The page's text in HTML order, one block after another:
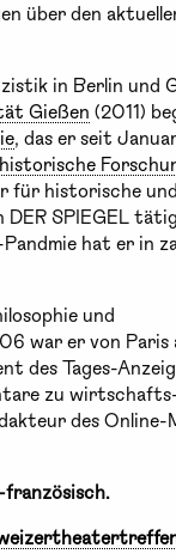
über den
in Berlin und
Gießen (2011)
, das er seit
für historische und
DER SPIEGEL
hat er in
und
war er von Paris
des Tages-
zu
des Online-